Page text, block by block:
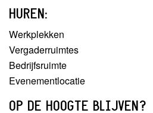
HUREN:
Werkplekken
Vergaderruimtes
Bedrijfsruimte
Evenementlocatie
OP DE HOOGTE BLIJVEN?